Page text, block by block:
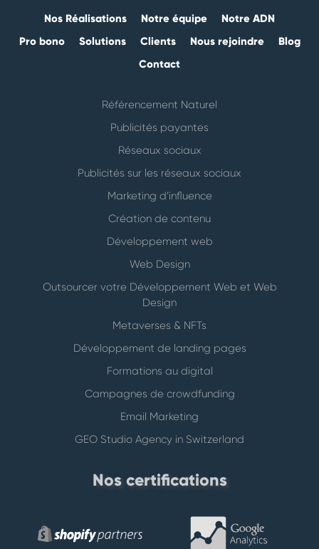
Nos Réalisations Notre équipe
Notre ADN
Pro bono
Solutions Clients Nous rejoindre
Blog
Contact
Référencement Naturel
Publicités payantes
Réseaux sociaux
Publicités sur les réseaux sociaux
Marketing d’influence
Création de contenu
Développement web
Web Design
Outsourcer votre Développement Web et Web
Design
Metaverses & NFTs
Développement de landing pages
Formations au digital
Campagnes de crowdfunding
Email Marketing
GEO Studio Agency in Switzerland
Nos certifications